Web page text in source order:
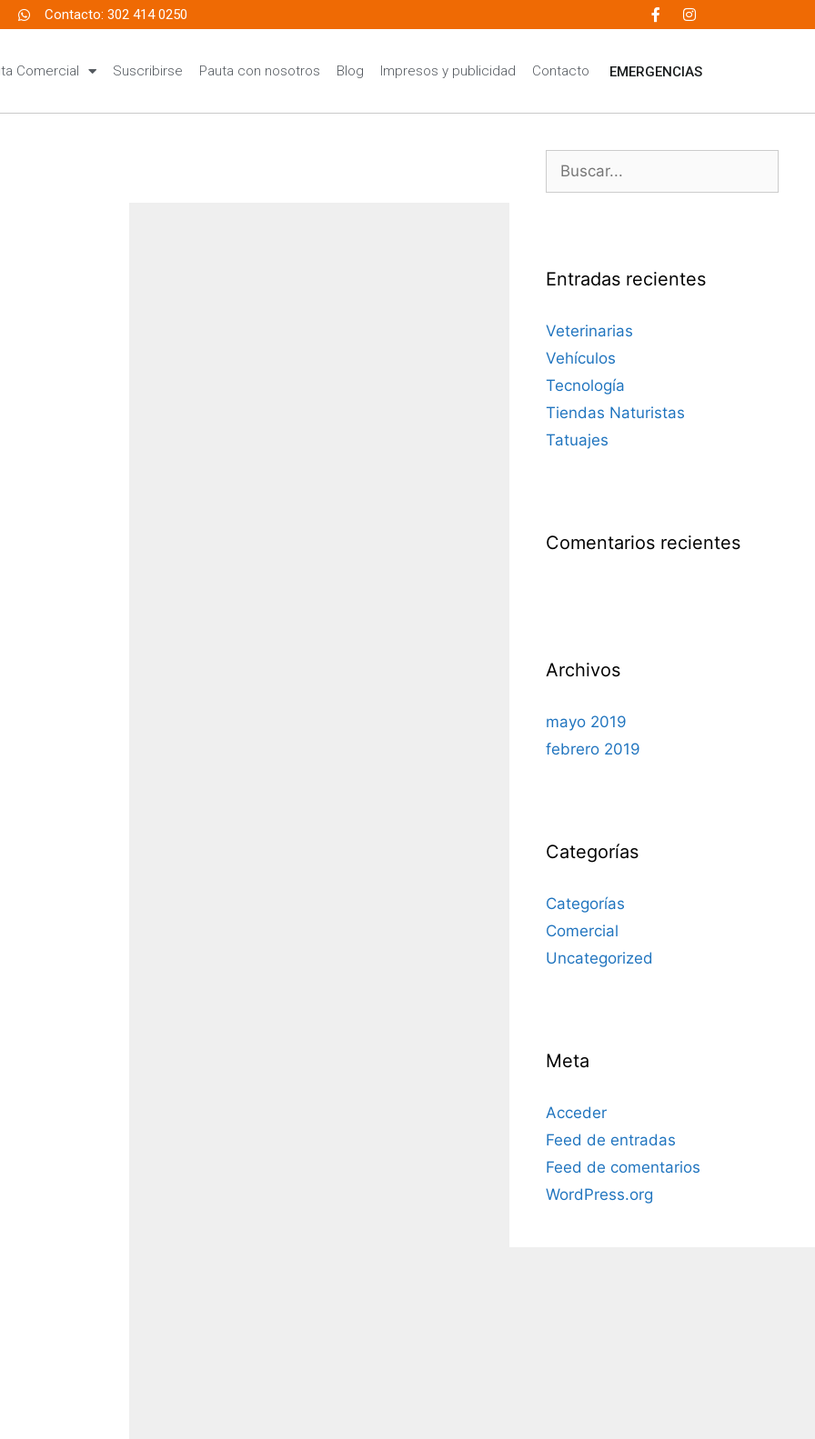
Contacto: 302 414 0250
Comercial Suscribirse Pauta con nosotros Blog Impresos y publicidad Contacto EMERGENCIAS
Entradas recientes
Veterinarias
Vehículos
Tecnología
Tiendas Naturistas
Tatuajes
Comentarios recientes
Archivos
mayo 2019
febrero 2019
Categorías
Categorías
Comercial
Uncategorized
Meta
Acceder
Feed de entradas
Feed de comentarios
WordPress.org